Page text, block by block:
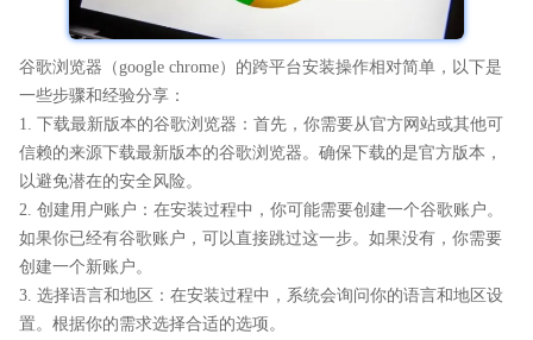
谷歌浏览器（google chrome）的跨平台安装操作相对简单，以下是
一些步骤和经验分享：
1. 下载最新版本的谷歌浏览器：首先，你需要从官方网站或其他可
信赖的来源下载最新版本的谷歌浏览器。确保下载的是官方版本，
以避免潜在的安全风险。
2. 创建用户账户：在安装过程中，你可能需要创建一个谷歌账户。
如果你已经有谷歌账户，可以直接跳过这一步。如果没有，你需要
创建一个新账户。
3. 选择语言和地区：在安装过程中，系统会询问你的语言和地区设
置。根据你的需求选择合适的选项。